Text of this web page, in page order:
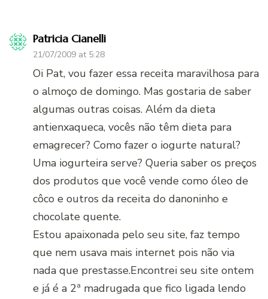
Patricia Cianelli
21/07/2009 at 5:28
Oi Pat, vou fazer essa receita maravilhosa para
o almoço de domingo. Mas gostaria de saber
algumas outras coisas. Além da dieta
antienxaqueca, vocês não têm dieta para
emagrecer? Como fazer o iogurte natural?
Uma iogurteira serve? Queria saber os preços
dos produtos que você vende como óleo de
côco e outros da receita do danoninho e
chocolate quente.
Estou apaixonada pelo seu site, faz tempo
que nem usava mais internet pois não via
nada que prestasse.Encontrei seu site ontem
e já é a 2ª madrugada que fico ligada lendo